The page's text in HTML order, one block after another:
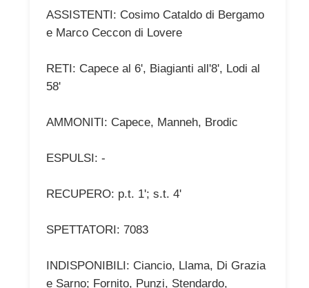
ASSISTENTI: Cosimo Cataldo di Bergamo
e Marco Ceccon di Lovere
RETI: Capece al 6', Biagianti all'8', Lodi al
58'
AMMONITI: Capece, Manneh, Brodic
ESPULSI: -
RECUPERO: p.t. 1'; s.t. 4'
SPETTATORI: 7083
INDISPONIBILI: Ciancio, Llama, Di Grazia
e Sarno; Fornito, Punzi, Stendardo,